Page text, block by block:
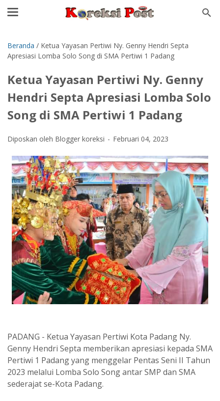
Beranda / Ketua Yayasan Pertiwi Ny. Genny Hendri Septa
Apresiasi Lomba Solo Song di SMA Pertiwi 1 Padang
Ketua Yayasan Pertiwi Ny. Genny
Hendri Septa Apresiasi Lomba Solo
Song di SMA Pertiwi 1 Padang
Diposkan oleh Blogger koreksi Februari 04, 2023
PADANG - Ketua Yayasan Pertiwi Kota Padang Ny.
Genny Hendri Septa memberikan apresiasi kepada SMA
Pertiwi 1 Padang yang menggelar Pentas Seni II Tahun
2023 melalui Lomba Solo Song antar SMP dan SMA
sederajat se-Kota Padang.